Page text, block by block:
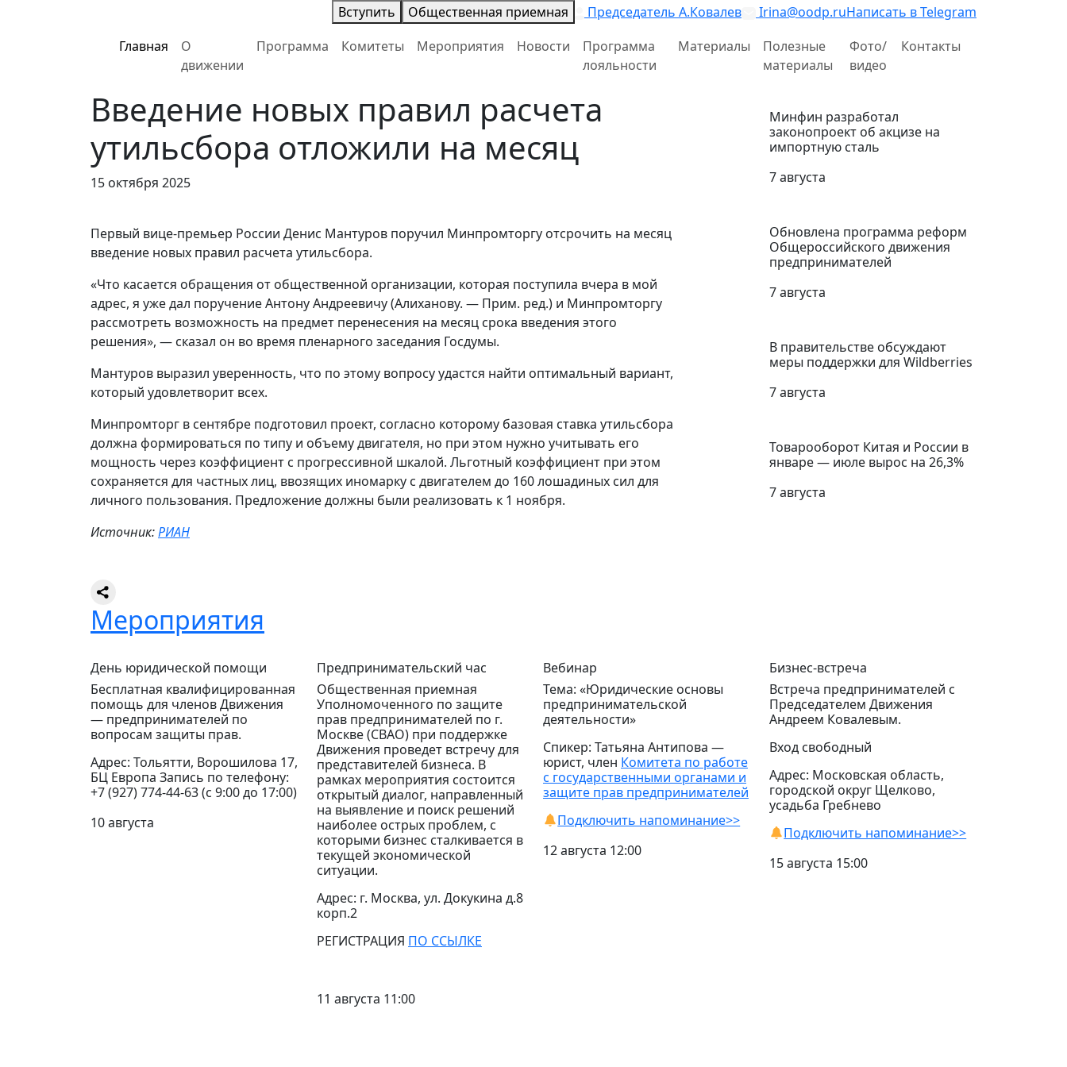
Вступить Общественная приемная Председатель А.Ковалев Irina@oodp.ruНаписать в Telegram
Главная
О
движении
Программа Комитеты Мероприятия Новости
Программа
лояльности
Материалы
Полезные
материалы
Фото/
видео
Контакты
Введение новых правил расчета
утильсбора отложили на месяц
15 октября 2025
Первый вице-премьер России Денис Мантуров поручил Минпромторгу отсрочить на месяц
введение новых правил расчета утильсбора.
«Что касается обращения от общественной организации, которая поступила вчера в мой
адрес, я уже дал поручение Антону Андреевичу (Алиханову. — Прим. ред.) и Минпромторгу
рассмотреть возможность на предмет перенесения на месяц срока введения этого
решения», — сказал он во время пленарного заседания Госдумы.
Мантуров выразил уверенность, что по этому вопросу удастся найти оптимальный вариант,
который удовлетворит всех.
Минпромторг в сентябре подготовил проект, согласно которому базовая ставка утильсбора
должна формироваться по типу и объему двигателя, но при этом нужно учитывать его
мощность через коэффициент с прогрессивной шкалой. Льготный коэффициент при этом
сохраняется для частных лиц, ввозящих иномарку с двигателем до 160 лошадиных сил для
личного пользования. Предложение должны были реализовать к 1 ноября.
Источник:РИАН
Минфин разработал
законопроект об акцизе на
импортную сталь
7 августа
Обновлена программа реформ
Общероссийского движения
предпринимателей
7 августа
В правительстве обсуждают
меры поддержки для Wildberries
7 августа
Товарооборот Китая и России в
январе — июле вырос на 26,3%
7 августа
Мероприятия
День юридической помощи
Бесплатная квалифицированная
помощь для членов Движения
— предпринимателей по
вопросам защиты прав.
Адрес: Тольятти, Ворошилова 17,
БЦ Европа Запись по телефону:
+7 (927) 774-44-63 (с 9:00 до 17:00)
10 августа
Предпринимательский час
Общественная приемная
Уполномоченного по защите
прав предпринимателей по г.
Москве (СВАО) при поддержке
Движения проведет встречу для
представителей бизнеса. В
рамках мероприятия состоится
открытый диалог, направленный
на выявление и поиск решений
наиболее острых проблем, с
которыми бизнес сталкивается в
текущей экономической
ситуации.
Адрес: г. Москва, ул. Докукина д.8
корп.2
РЕГИСТРАЦИЯ ПО ССЫЛКЕ
11 августа 11:00
Вебинар
Тема: «Юридические основы
предпринимательской
деятельности»
Спикер: Татьяна Антипова —
юрист, член Комитета по работе
с государственными органами и
защите прав предпринимателей
Подключить напоминание>>
12 августа 12:00
Бизнес-встреча
Встреча предпринимателей с
Председателем Движения
Андреем Ковалевым.
Вход свободный
Адрес: Московская область,
городской округ Щелково,
усадьба Гребнево
Подключить напоминание>>
15 августа 15:00